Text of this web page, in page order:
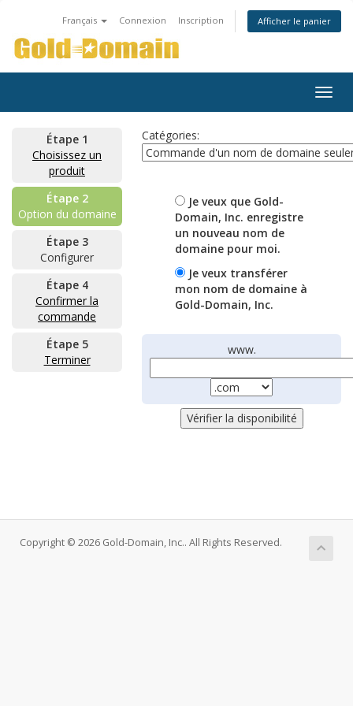
Français Connexion Inscription Afficher le panier
Étape 1
Choisissez un
produit
Étape 2
Option du domaine
Étape 3
Configurer
Étape 4
Confirmer la
commande
Étape 5
Terminer
Catégories:
Je veux que Gold-
Domain, Inc. enregistre
un nouveau nom de
domaine pour moi.
Je veux transférer
mon nom de domaine à
Gold-Domain, Inc.
www.
Copyright © 2026 Gold-Domain, Inc.. All Rights Reserved.